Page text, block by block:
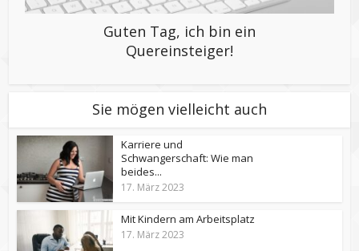
Guten Tag, ich bin ein
Quereinsteiger!
Sie mögen vielleicht auch
Karriere und
Schwangerschaft: Wie man
beides...
17. März 2023
Mit Kindern am Arbeitsplatz
17. März 2023